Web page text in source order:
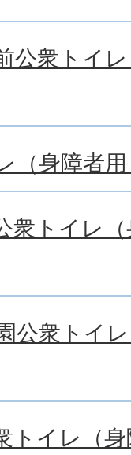
公衆トイ
（身障者
衆トイレ
公衆トイ
トイレ（